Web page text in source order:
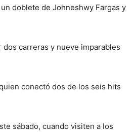
doblete de Johneshwy Fargas y
carreras y nueve imparables
conectó dos de los seis hits
sábado, cuando visiten a los